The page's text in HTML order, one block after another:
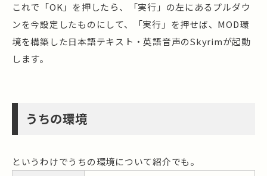
これで「OK」を押したら、「実行」の左にあるプルダウ
ンを今設定したものにして、「実行」を押せば、MOD環
境を構築した日本語テキスト・英語音声のSkyrimが起動
します。
うちの環境
というわけでうちの環境について紹介でも。